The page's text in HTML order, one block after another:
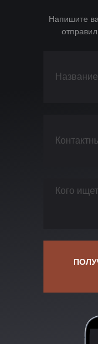
Напишите